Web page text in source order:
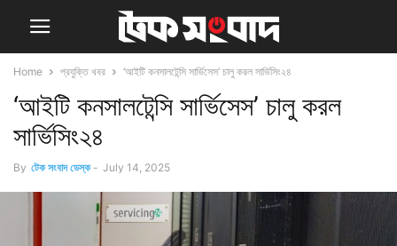
Home প্রযুক্তি খবর ‘আইটি কনসালটেন্সি সার্ভিসেস’ চালু করল সার্ভিসিং২৪
‘আইটি কনসালটেন্সি সার্ভিসেস’ চালু করল
সার্ভিসিং২৪
By টেক সংবাদ ডেস্ক - July 14, 2025